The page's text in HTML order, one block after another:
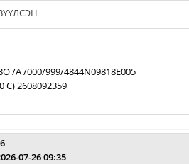
/A /000/999/4844N09818E005
C) 2608092359
07-26 09:35